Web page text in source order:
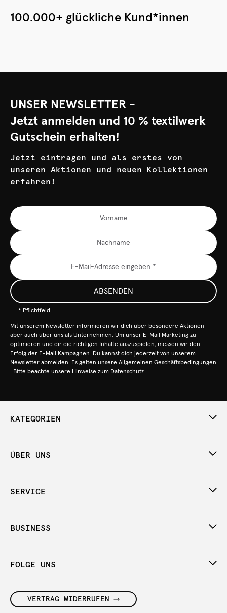
100.000+ glückliche Kund*innen
UNSER NEWSLETTER -
Jetzt anmelden und 10 % textilwerk
Gutschein erhalten!
Jetzt eintragen und als erstes von
unseren Aktionen und neuen Kollektionen
erfahren!
ABSENDEN
* Pflichtfeld
Mit unserem Newsletter informieren wir dich über besondere Aktionen
aber auch über uns als Unternehmen. Um unser E-Mail Marketing zu
optimieren und dir die richtigen Inhalte auszuspielen, messen wir den
Erfolg der E-Mail Kampagnen. Du kannst dich jederzeit von unserem
Newsletter abmelden. Es gelten unsere Allgemeinen Geschäftsbedingungen
. Bitte beachte unsere Hinweise zum Datenschutz .
KATEGORIEN
ÜBER UNS
SERVICE
BUSINESS
FOLGE UNS
VERTRAG WIDERRUFEN